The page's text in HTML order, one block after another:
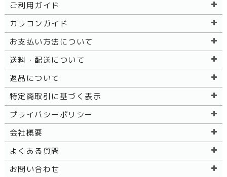
ご利用ガイド
カラコンガイド
お支払い方法について
送料・配送について
返品について
特定商取引に基づく表示
プライバシーポリシー
会社概要
よくある質問
お問い合わせ